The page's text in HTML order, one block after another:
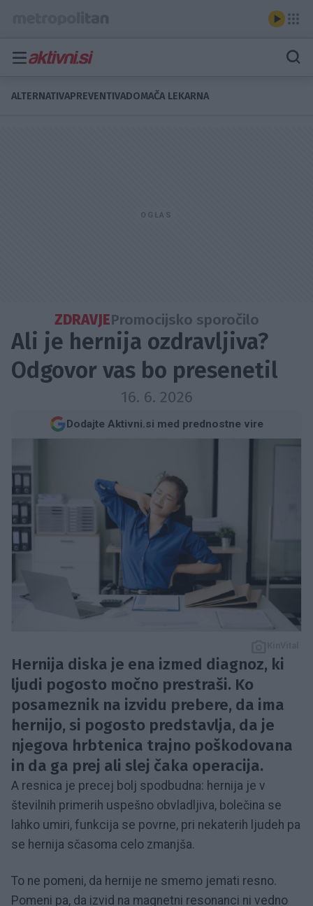
ALTERNATIVAPREVENTIVADOMAČA LEKARNA
ZDRAVJEPromocijsko sporočilo
Ali je hernija ozdravljiva?
Odgovor vas bo presenetil
16. 6. 2026
Dodajte Aktivni.si med prednostne vire
Hernija diska je ena izmed diagnoz, ki
ljudi pogosto močno prestraši. Ko
posameznik na izvidu prebere, da ima
hernijo, si pogosto predstavlja, da je
njegova hrbtenica trajno poškodovana
in da ga prej ali slej čaka operacija.
A resnica je precej bolj spodbudna: hernija je v
številnih primerih uspešno obvladljiva, bolečina se
lahko umiri, funkcija se povrne, pri nekaterih ljudeh pa
se hernija sčasoma celo zmanjša.
To ne pomeni, da hernije ne smemo jemati resno.
Pomeni pa, da izvid na magnetni resonanci ni vedno